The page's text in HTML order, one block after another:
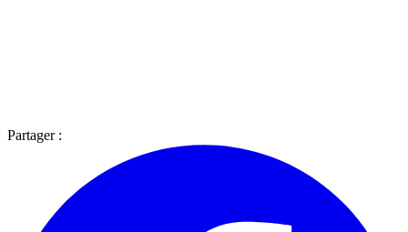
Partager :